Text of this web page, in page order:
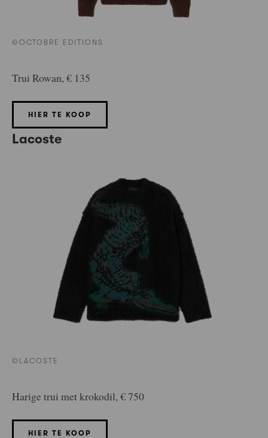
©OCTOBRE EDITIONS
Trui Rowan, € 135
HIER TE KOOP
Lacoste
©LACOSTE
Harige trui met krokodil, € 750
HIER TE KOOP